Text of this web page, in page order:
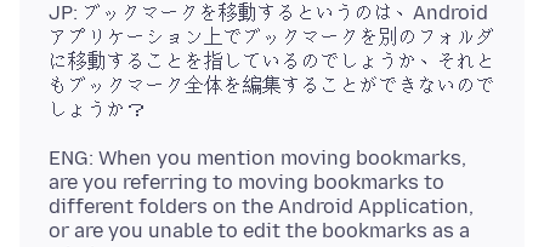
JP: ブックマークを移動するというのは、Android
アプリケーション上でブックマークを別のフォルダ
に移動することを指しているのでしょうか、それと
もブックマーク全体を編集することができないので
ENG: When you mention moving bookmarks,
are you referring to moving bookmarks to
different folders on the Android Application,
or are you unable to edit the bookmarks as a